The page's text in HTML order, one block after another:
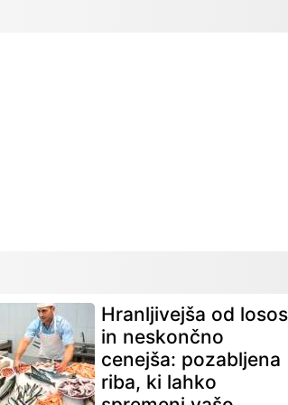
Hranljivejša od
in neskončno
cenejša: pozabljena
riba, ki lahko